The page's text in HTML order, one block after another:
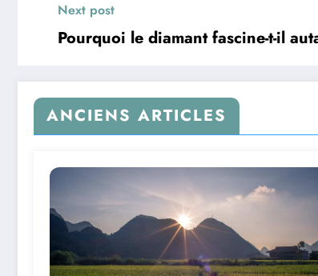
Next post
Pourquoi le diamant fascine-t-il
ANCIENS ARTICLES